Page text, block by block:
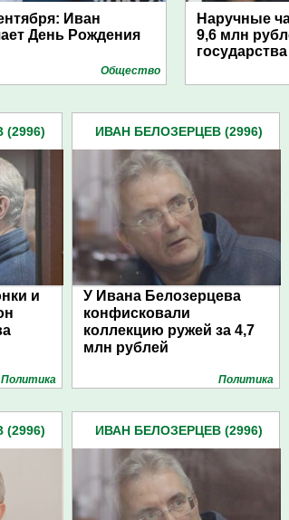
Иван
День Рождения
Общество
Наручные
9,6 млн
государства
и
Политика
ИВАН БЕЛОЗЕРЦЕВ (2996)
У Ивана Белозерцева
конфисковали
коллекцию ружей за 4,7
млн рублей
Политика
ИВАН БЕЛОЗЕРЦЕВ (2996)